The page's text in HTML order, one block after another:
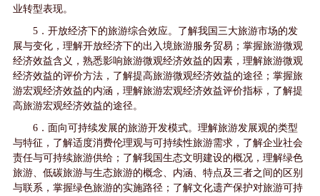
业转型表现。
5．开放经济下的旅游综合效应。了解我国三大旅游市场的发
展与变化，理解开放经济下的出入境旅游服务贸易；掌握旅游微观
经济效益含义，熟悉影响旅游微观经济效益的因素，理解旅游微观
经济效益的评价方法，了解提高旅游微观经济效益的途径；掌握旅
游宏观经济效益的内涵，理解旅游宏观经济效益评价指标，了解提
高旅游宏观经济效益的途径。
6．面向可持续发展的旅游开发模式。理解旅游发展观的类型
与特征，了解适度消费伦理观与可持续性旅游需求，了解企业社会
责任与可持续旅游供给；了解我国生态文明建设的概况，理解绿色
旅游、低碳旅游与生态旅游的概念、内涵、特点及三者之间的区别
与联系，掌握绿色旅游的实施路径；了解文化遗产保护对旅游可持